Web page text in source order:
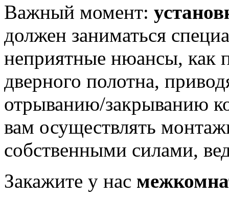
Важный момент:
должен заниматься
неприятные нюансы, как
дверного полотна,
отрыванию/закрыванию
вам осуществлять
собственными силами,
Закажите у нас